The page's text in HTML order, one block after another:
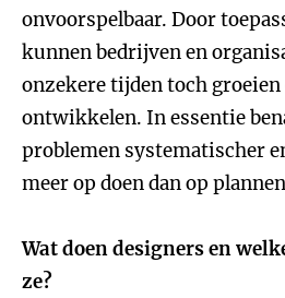
onvoorspelbaar. Door
kunnen bedrijven en
onzekere tijden toch
ontwikkelen. In essentie
problemen systematischer
meer op doen dan op
Wat doen designers en
ze?